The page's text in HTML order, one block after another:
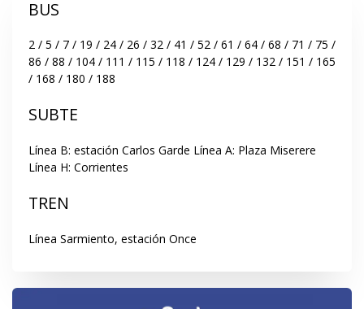
BUS
2 / 5 / 7 / 19 / 24 / 26 / 32 / 41 / 52 / 61 / 64 / 68 / 71 / 75 /
86 / 88 / 104 / 111 / 115 / 118 / 124 / 129 / 132 / 151 / 165
/ 168 / 180 / 188
SUBTE
Línea B: estación Carlos Garde Línea A: Plaza Miserere
Línea H: Corrientes
TREN
Línea Sarmiento, estación Once